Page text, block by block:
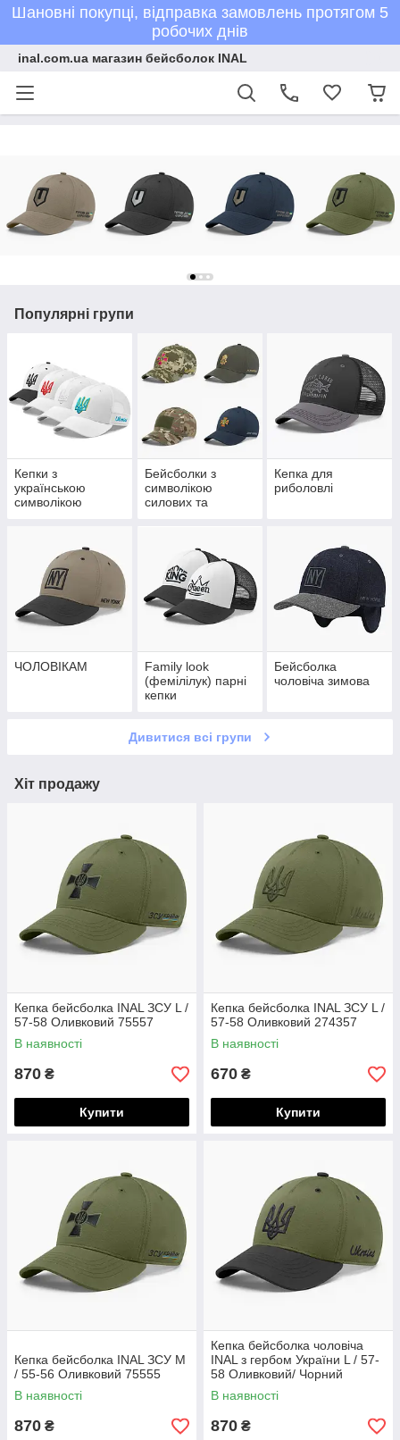
Шановні покупці, відправка замовлень протягом 5
робочих днів
inal.com.ua магазин бейсболок INAL
Популярні групи
Кепки з
українською
символікою
Бейсболки з
символікою
силових та
Кепка для
риболовлі
ЧОЛОВІКАМ
Family look
(фемілілук) парні
кепки
Бейсболка
чоловіча зимова
Дивитися всі групи
Хіт продажу
Кепка бейсболка INAL ЗСУ L /
57-58 Оливковий 75557
В наявності
870 ₴
Купити
Кепка бейсболка INAL ЗСУ L /
57-58 Оливковий 274357
В наявності
670 ₴
Купити
Кепка бейсболка INAL ЗСУ M
/ 55-56 Оливковий 75555
В наявності
870 ₴
Кепка бейсболка чоловіча
INAL з гербом України L / 57-
58 Оливковий/ Чорний
274257
В наявності
870 ₴